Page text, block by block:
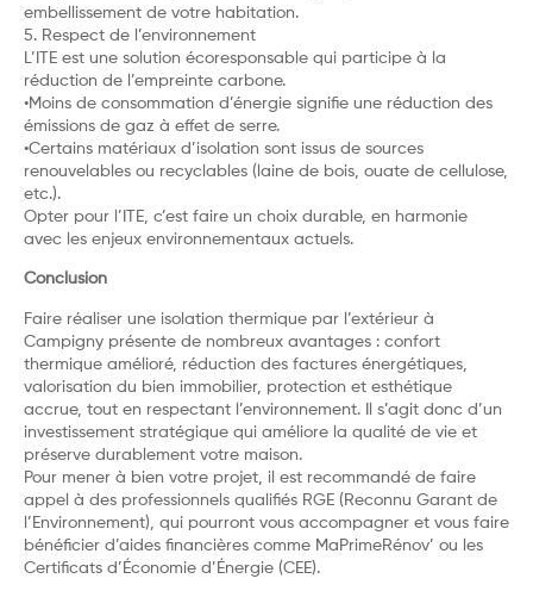
embellissement de votre habitation.
5. Respect de l’environnement
L’ITE est une solution écoresponsable qui participe à la
réduction de l’empreinte carbone.
•Moins de consommation d’énergie signifie une réduction des
émissions de gaz à effet de serre.
•Certains matériaux d’isolation sont issus de sources
renouvelables ou recyclables (laine de bois, ouate de cellulose,
etc.).
Opter pour l’ITE, c’est faire un choix durable, en harmonie
avec les enjeux environnementaux actuels.
Conclusion
Faire réaliser une isolation thermique par l’extérieur à
Campigny présente de nombreux avantages : confort
thermique amélioré, réduction des factures énergétiques,
valorisation du bien immobilier, protection et esthétique
accrue, tout en respectant l’environnement. Il s’agit donc d’un
investissement stratégique qui améliore la qualité de vie et
préserve durablement votre maison.
Pour mener à bien votre projet, il est recommandé de faire
appel à des professionnels qualifiés RGE (Reconnu Garant de
l’Environnement), qui pourront vous accompagner et vous faire
bénéficier d’aides financières comme MaPrimeRénov’ ou les
Certificats d’Économie d’Énergie (CEE).